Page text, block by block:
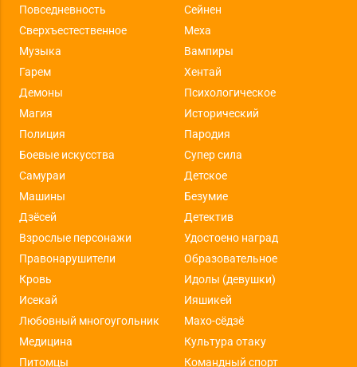
Повседневность
Сейнен
Сверхъестественное
Меха
Музыка
Вампиры
Гарем
Хентай
Демоны
Психологическое
Магия
Исторический
Полиция
Пародия
Боевые искусства
Супер сила
Самураи
Детское
Машины
Безумие
Дзёсей
Детектив
Взрослые персонажи
Удостоено наград
Правонарушители
Образовательное
Кровь
Идолы (девушки)
Исекай
Ияшикей
Любовный многоугольник
Махо-сёдзё
Медицина
Культура отаку
Питомцы
Командный спорт